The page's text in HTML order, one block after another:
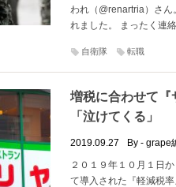
われ（@renartria）さん
れました。 まったく連
自衛隊 転職
増税に合わせて
「泣けてくる」
2019.09.27
By - grape
２０１９年１０月１日
て導入された『軽減税